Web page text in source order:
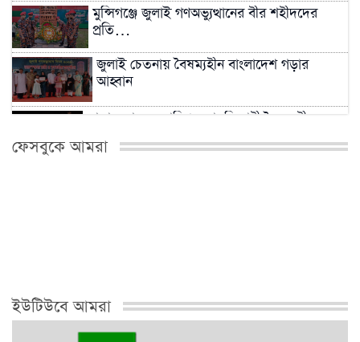
মুন্সিগঞ্জে জুলাই গণঅভ্যুত্থানের বীর শহীদদের
প্রতি…
জুলাই চেতনায় বৈষম্যহীন বাংলাদেশ গড়ার
আহ্বান
সাম্রাজ্যবাদ ও আধিপত্যবাদবিরোধী বৈষম্যহীন
বাংলাদেশ…
ফেসবুকে আমরা
ইউটিউবে আমরা